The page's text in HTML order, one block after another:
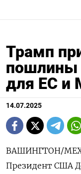
Трамп
пошлины
для ЕС и
14.07.2025
ВАШИНГТОН/
Президент США